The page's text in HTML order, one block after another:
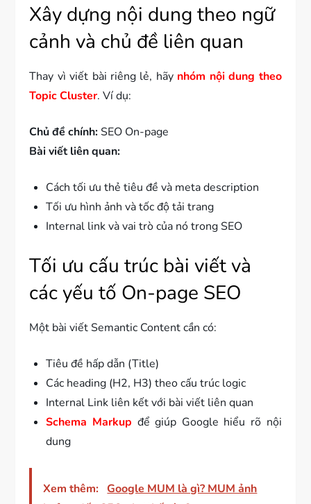
Xây dựng nội dung theo ngữ
cảnh và chủ đề liên quan
Thay vì viết bài riêng lẻ, hãy nhóm nội dung theo
Topic Cluster. Ví dụ:
Chủ đề chính:SEO On-page
Bài viết liên quan:
Cách tối ưu thẻ tiêu đề và meta description
Tối ưu hình ảnh và tốc độ tải trang
Internal link và vai trò của nó trong SEO
Tối ưu cấu trúc bài viết và
các yếu tố On-page SEO
Một bài viết Semantic Content cần có:
Tiêu đề hấp dẫn (Title)
Các heading (H2, H3) theo cấu trúc logic
Internal Link liên kết với bài viết liên quan
Schema Markup để giúp Google hiểu rõ nội
dung
Xem thêm: Google MUM là gì? MUM ảnh